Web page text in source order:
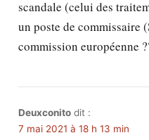
scandale (celui des
un poste de commissaire
commission européenne
Deuxconito dit :
7 mai 2021 à 18 h 13 min